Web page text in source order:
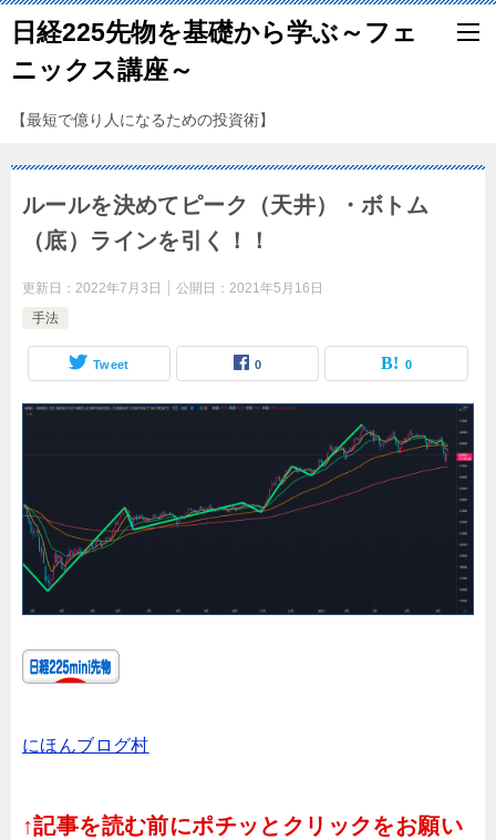
日経225先物を基礎から学ぶ～フェ
ニックス講座～
【最短で億り人になるための投資術】
ルールを決めてピーク（天井）・ボトム
（底）ラインを引く！！
更新日： 2022年7月3日 公開日： 2021年5月16日
手法
Tweet 0 0
にほんブログ村
↑記事を読む前にポチッとクリックをお願い